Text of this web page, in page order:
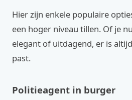
Hier zijn enkele populaire
een hoger niveau tillen. Of je
elegant of uitdagend, er is
past.
Politieagent in burger